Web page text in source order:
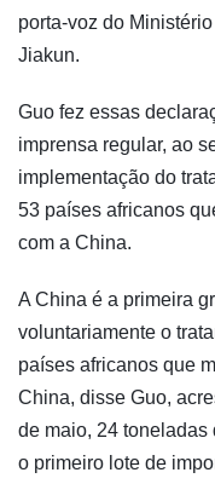
porta-voz do
Jiakun.
Guo fez essas
imprensa regular, ao
implementação do
53 países africanos
com a China.
A China é a primeira
voluntariamente o
países africanos que
China, disse Guo,
de maio, 24 toneladas
o primeiro lote de